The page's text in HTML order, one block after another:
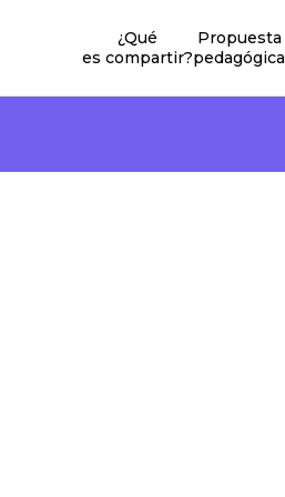
¿Qué
es compartir?
Propuesta
pedagógica